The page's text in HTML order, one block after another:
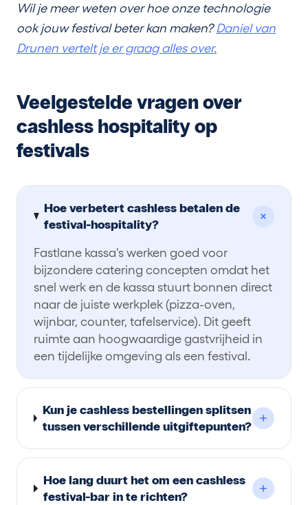
Wil je meer weten over hoe onze technologie
ook jouw festival beter kan maken?Daniel van
Drunen vertelt je er graag alles over.
Veelgestelde vragen over
cashless hospitality op
festivals
Hoe verbetert cashless betalen de
festival-hospitality?
Fastlane kassa's werken goed voor
bijzondere catering concepten omdat het
snel werk en de kassa stuurt bonnen direct
naar de juiste werkplek (pizza-oven,
wijnbar, counter, tafelservice). Dit geeft
ruimte aan hoogwaardige gastvrijheid in
een tijdelijke omgeving als een festival.
Kun je cashless bestellingen splitsen
tussen verschillende uitgiftepunten?
Hoe lang duurt het om een cashless
festival-bar in te richten?